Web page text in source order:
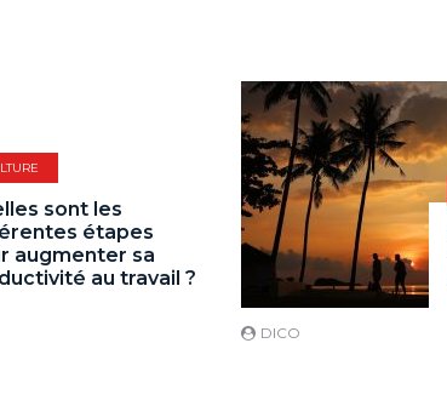
sont les
étapes
augmenter sa
au travail ?
DICO